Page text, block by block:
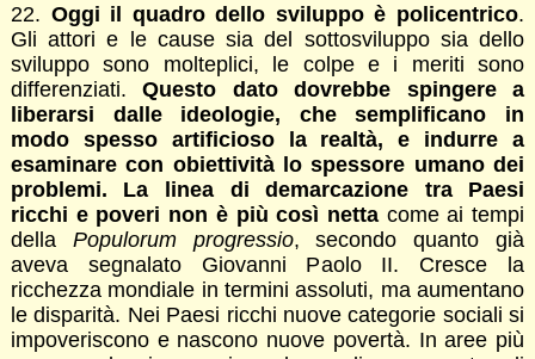
22. Oggi il quadro dello sviluppo è policentrico.
Gli attori e le cause sia del sottosviluppo sia dello
sviluppo sono molteplici, le colpe e i meriti sono
differenziati.Questo dato dovrebbe spingere a
liberarsi dalle ideologie, che semplificano in
modo spesso artificioso la realtà, e indurre a
esaminare con obiettività lo spessore umano dei
problemi. La linea di demarcazione tra Paesi
ricchi e poveri non è più così netta come ai tempi
della Populorum progressio, secondo quanto già
aveva segnalato Giovanni Paolo II. Cresce la
ricchezza mondiale in termini assoluti, ma aumentano
le disparità. Nei Paesi ricchi nuove categorie sociali si
impoveriscono e nascono nuove povertà. In aree più